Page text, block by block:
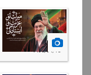
1405/04/13